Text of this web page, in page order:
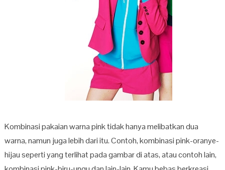
Kombinasi pakaian warna pink tidak hanya melibatkan dua
warna, namun juga lebih dari itu. Contoh, kombinasi pink-oranye-
hijau seperti yang terlihat pada gambar di atas, atau contoh lain,